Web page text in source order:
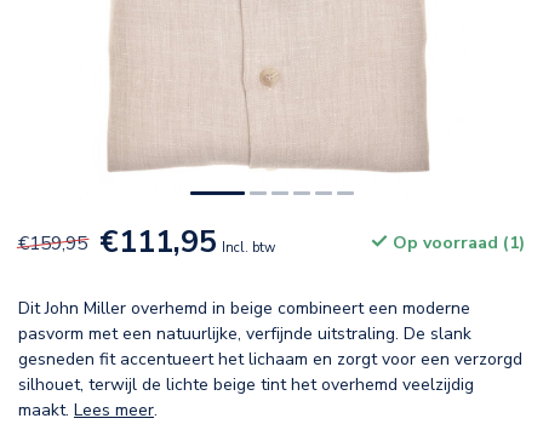
€159,95 €111,95 Incl. btw Op voorraad (1)
Dit John Miller overhemd in beige combineert een moderne
pasvorm met een natuurlijke, verfijnde uitstraling. De slank
gesneden fit accentueert het lichaam en zorgt voor een verzorgd
silhouet, terwijl de lichte beige tint het overhemd veelzijdig
maakt. Lees meer.